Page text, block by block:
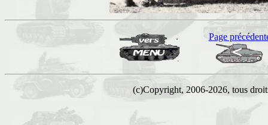
Page
(c)Copyright, 2006-2026, tous